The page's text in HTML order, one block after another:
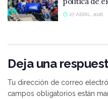
27 ABRIL, 2026
Deja una
Tu dirección de correo
campos obligatorios están